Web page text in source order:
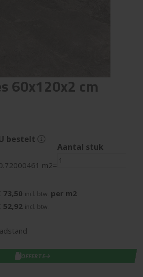
60x120x2 cm
bestelt
m2=
Aantal stuk
73,50 incl. btw. per m2
52,92 incl. btw.
IN WINKELWAGEN
OFFERTE